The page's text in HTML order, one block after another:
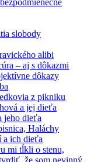
slobody
alibi
– aj s dôkazmi
dôkazy
z pikniku
a jej dieťa
jeho dieťa
Haláchy
a ich dieťa
mi tĺkli o stenu,
že som nevinný,